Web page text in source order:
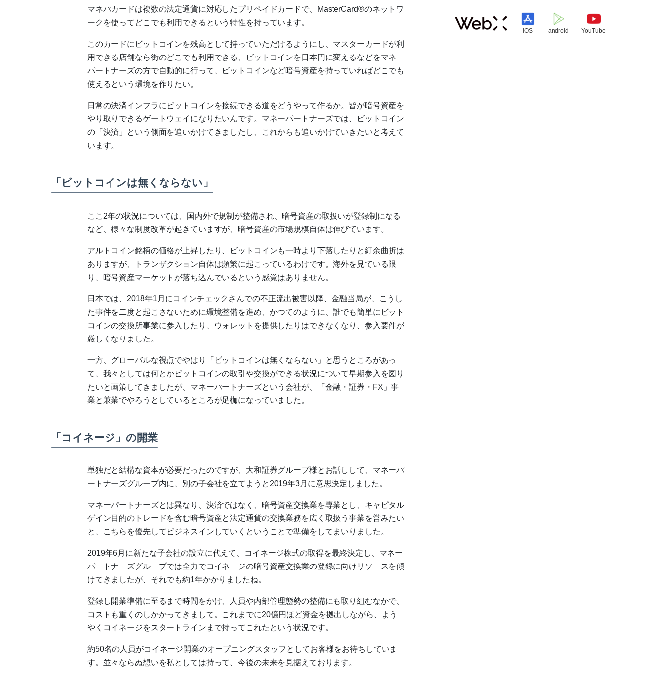
マネパカードは複数の法定通貨に対応したプリペイドカードで、MasterCard®のネットワ
ークを使ってどこでも利用できるという特性を持っています。
このカードにビットコインを残高として持っていただけるようにし、マスターカードが利
用できる店舗なら街のどこでも利用できる、ビットコインを日本円に変えるなどをマネー
パートナーズの方で自動的に行って、ビットコインなど暗号資産を持っていればどこでも
使えるという環境を作りたい。
日常の決済インフラにビットコインを接続できる道をどうやって作るか。皆が暗号資産を
やり取りできるゲートウェイになりたいんです。マネーパートナーズでは、ビットコイン
の「決済」という側面を追いかけてきましたし、これからも追いかけていきたいと考えて
います。
「ビットコインは無くならない」
ここ2年の状況については、国内外で規制が整備され、暗号資産の取扱いが登録制になる
など、様々な制度改革が起きていますが、暗号資産の市場規模自体は伸びています。
アルトコイン銘柄の価格が上昇したり、ビットコインも一時より下落したりと紆余曲折は
ありますが、トランザクション自体は頻繁に起こっているわけです。海外を見ている限
り、暗号資産マーケットが落ち込んでいるという感覚はありません。
日本では、2018年1月にコインチェックさんでの不正流出被害以降、金融当局が、こうし
た事件を二度と起こさないために環境整備を進め、かつてのように、誰でも簡単にビット
コインの交換所事業に参入したり、ウォレットを提供したりはできなくなり、参入要件が
厳しくなりました。
一方、グローバルな視点でやはり「ビットコインは無くならない」と思うところがあっ
て、我々としては何とかビットコインの取引や交換ができる状況について早期参入を図り
たいと画策してきましたが、マネーパートナーズという会社が、「金融・証券・FX」事
業と兼業でやろうとしているところが足枷になっていました。
「コイネージ」の開業
単独だと結構な資本が必要だったのですが、大和証券グループ様とお話しして、マネーパ
ートナーズグループ内に、別の子会社を立てようと2019年3月に意思決定しました。
マネーパートナーズとは異なり、決済ではなく、暗号資産交換業を専業とし、キャピタル
ゲイン目的のトレードを含む暗号資産と法定通貨の交換業務を広く取扱う事業を営みたい
と、こちらを優先してビジネスインしていくということで準備をしてまいりました。
2019年6月に新たな子会社の設立に代えて、コイネージ株式の取得を最終決定し、マネー
パートナーズグループでは全力でコイネージの暗号資産交換業の登録に向けリソースを傾
けてきましたが、それでも約1年かかりましたね。
登録し開業準備に至るまで時間をかけ、人員や内部管理態勢の整備にも取り組むなかで、
コストも重くのしかかってきまして。これまでに20億円ほど資金を拠出しながら、よう
やくコイネージをスタートラインまで持ってこれたという状況です。
約50名の人員がコイネージ開業のオープニングスタッフとしてお客様をお待ちしていま
す。並々ならぬ想いを私としては持って、今後の未来を見据えております。
iOS android YouTube